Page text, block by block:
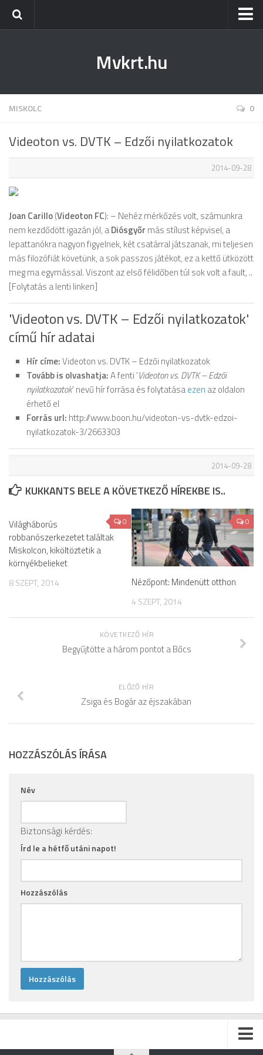
Tiszaújváros
Kazincbarcika
Életmód
Mvkrt.hu
MISKOLC 0
Videoton vs. DVTK – Edzői nyilatkozatok
2014-09-28
Joan Carillo(Videoton FC): – Nehéz mérkőzés volt, számunkra
nem kezdődött igazán jól, aDiósgyőr más stílust képvisel, a
lepattanókra nagyon figyelnek, két csatárral játszanak, mi teljesen
más filozófiát követünk, a sok passzos játékot, ez a kettő ütközött
meg ma egymással. Viszont az első félidőben túl sok volt a fault, ..
[Folytatás a lenti linken]
'Videoton vs. DVTK – Edzői nyilatkozatok'
című hír adatai
Hír címe:Videoton vs. DVTK – Edzői nyilatkozatok
Tovább is olvashatja:A fenti 'Videoton vs. DVTK – Edzői
nyilatkozatok' nevű hír forrása és folytatásaezen az oldalon
érhető el
Forrás url: http://www.boon.hu/videoton-vs-dvtk-edzoi-
nyilatkozatok-3/2663303
2014-09-28
KUKKANTS BELE A KÖVETKEZŐ HÍREKBE IS..
0
Világháborús
robbanószerkezetet találtak
Miskolcon, kiköltöztetik a
környékbelieket
8 SZEPT, 2014
0
Nézőpont: Mindenütt otthon
4 SZEPT, 2014
KÖVETKEZŐ HÍR
Begyűjtötte a három pontot a Bőcs
ELŐZŐ HÍR
Zsiga és Bogár az éjszakában
HOZZÁSZÓLÁS ÍRÁSA
Név
Biztonsági kérdés:
Írd le a hétfő utáni napot!
Hozzászólás